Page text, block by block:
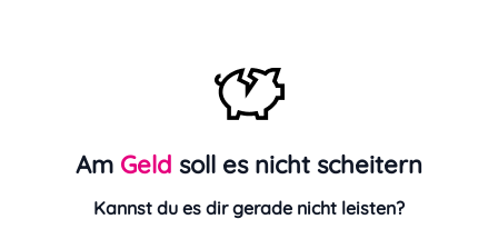
Am Geld soll es nicht scheitern
Kannst du es dir gerade nicht leisten?